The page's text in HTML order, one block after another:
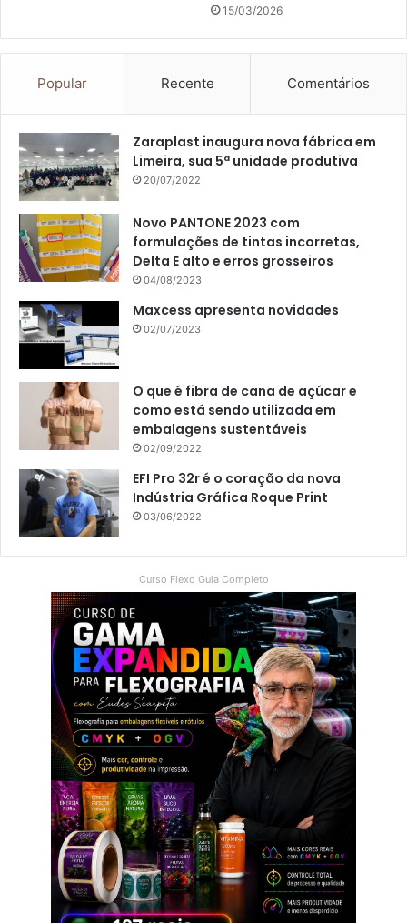
15/03/2026
Popular Recente Comentários
Zaraplast inaugura nova fábrica em
Limeira, sua 5ª unidade produtiva
20/07/2022
Novo PANTONE 2023 com
formulações de tintas incorretas,
Delta E alto e erros grosseiros
04/08/2023
Maxcess apresenta novidades
02/07/2023
O que é fibra de cana de açúcar e
como está sendo utilizada em
embalagens sustentáveis
02/09/2022
EFI Pro 32r é o coração da nova
Indústria Gráfica Roque Print
03/06/2022
Curso Flexo Guia Completo